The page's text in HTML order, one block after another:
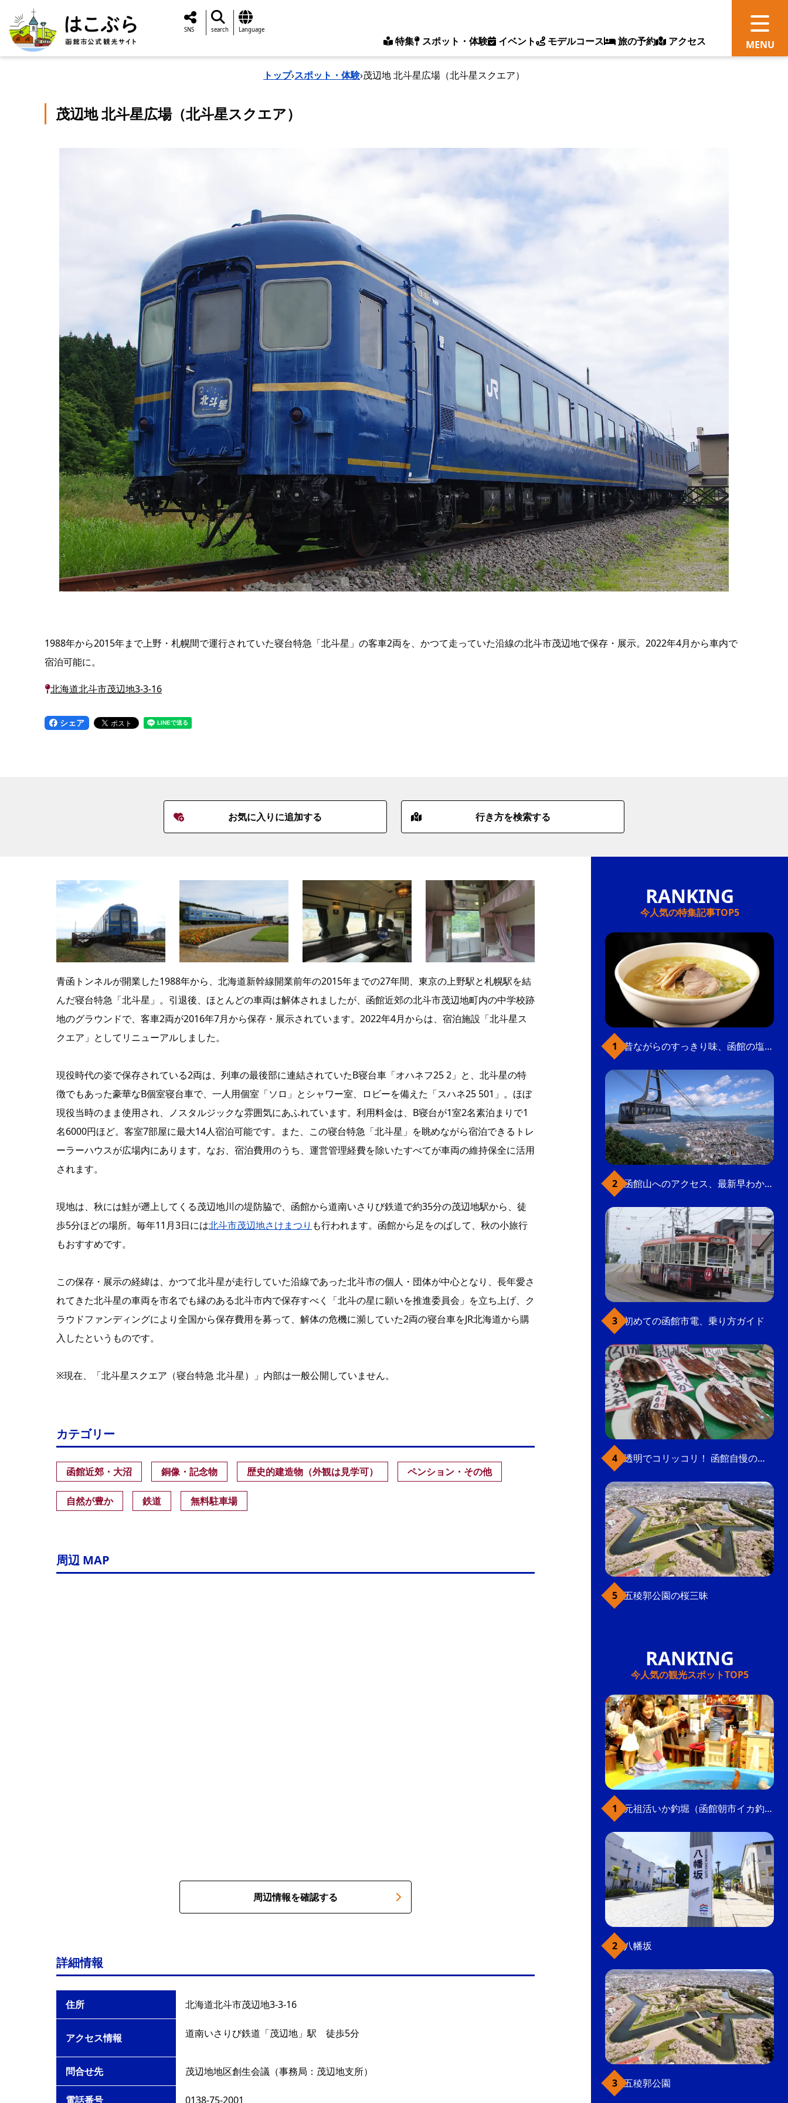
特集 スポット・体験 イベント モデルコース 旅の予約 アクセス
SNS search Language
トップ›スポット・体験›茂辺地 北斗星広場（北斗星スクエア）
茂辺地 北斗星広場（北斗星スクエア）
1988年から2015年まで上野・札幌間で運行されていた寝台特急「北斗星」の客車2両を、かつて走っていた沿線の北斗市茂辺地で保存・展示。2022年4月から車内で
宿泊可能に。
北海道北斗市茂辺地3-3-16
シェア
お気に入りに追加する 行き方を検索する
青函トンネルが開業した1988年から、北海道新幹線開業前年の2015年までの27年間、東京の上野駅と札幌駅を結
んだ寝台特急「北斗星」。引退後、ほとんどの車両は解体されましたが、函館近郊の北斗市茂辺地町内の中学校跡
地のグラウンドで、客車2両が2016年7月から保存・展示されています。2022年4月からは、宿泊施設「北斗星ス
クエア」としてリニューアルしました。
現役時代の姿で保存されている2両は、列車の最後部に連結されていたB寝台車「オハネフ25 2」と、北斗星の特
徴でもあった豪華なB個室寝台車で、一人用個室「ソロ」とシャワー室、ロビーを備えた「スハネ25 501」。ほぼ
現役当時のまま使用され、ノスタルジックな雰囲気にあふれています。利用料金は、B寝台が1室2名素泊まりで1
名6000円ほど。客室7部屋に最大14人宿泊可能です。また、この寝台特急「北斗星」を眺めながら宿泊できるトレ
ーラーハウスが広場内にあります。なお、宿泊費用のうち、運営管理経費を除いたすべてが車両の維持保全に活用
されます。
現地は、秋には鮭が遡上してくる茂辺地川の堤防脇で、函館から道南いさりび鉄道で約35分の茂辺地駅から、徒
歩5分ほどの場所。毎年11月3日には北斗市茂辺地さけまつり も行われます。函館から足をのばして、秋の小旅行
もおすすめです。
この保存・展示の経緯は、かつて北斗星が走行していた沿線であった北斗市の個人・団体が中心となり、長年愛さ
れてきた北斗星の車両を市名でも縁のある北斗市内で保存すべく「北斗の星に願いを推進委員会」を立ち上げ、ク
ラウドファンディングにより全国から保存費用を募って、解体の危機に瀕していた2両の寝台車をJR北海道から購
入したというものです。
※現在、「北斗星スクエア（寝台特急 北斗星）」内部は一般公開していません。
カテゴリー
函館近郊・大沼 銅像・記念物 歴史的建造物（外観は見学可） ペンション・その他
自然が豊か 鉄道 無料駐車場
周辺 MAP
周辺情報を確認する
詳細情報
住所 北海道北斗市茂辺地3-3-16
アクセス情報 道南いさりび鉄道「茂辺地」駅 徒歩5分
問合せ先 茂辺地地区創生会議（事務局：茂辺地支所）
電話番号 0138-75-2001
今人気の特集記事TOP5
昔ながらのすっきり味、函館の塩ラーメン
函館山へのアクセス、最新早わかりガイド
初めての函館市電、乗り方ガイド
透明でコリッコリ！ 函館自慢のいかをどうぞ
五稜郭公園の桜三昧
今人気の観光スポットTOP5
元祖活いか釣堀（函館朝市イカ釣り体験）
八幡坂
五稜郭公園